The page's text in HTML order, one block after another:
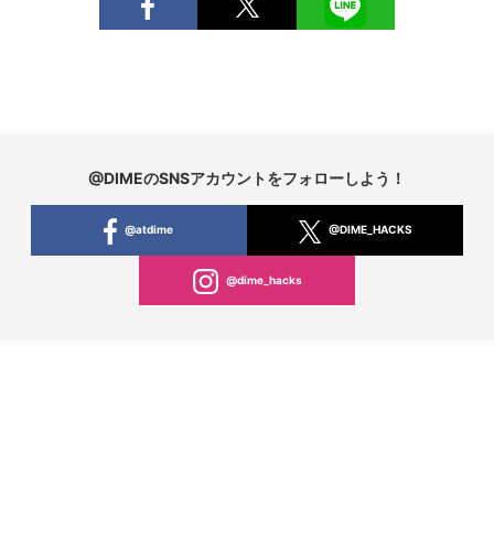
@DIMEのSNSアカウントをフォローしよう！
@atdime @DIME_HACKS
@dime_hacks